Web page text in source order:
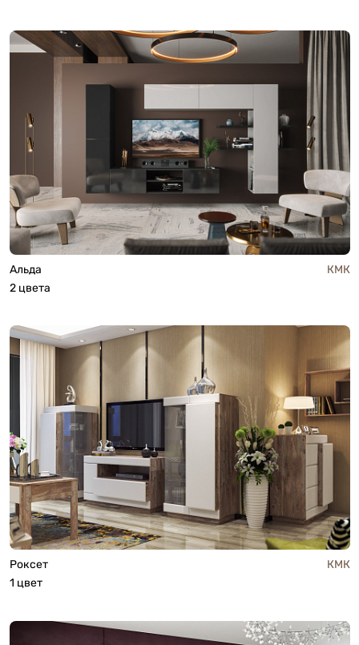
Альда
КМК
2 цвета
Роксет
КМК
1 цвет